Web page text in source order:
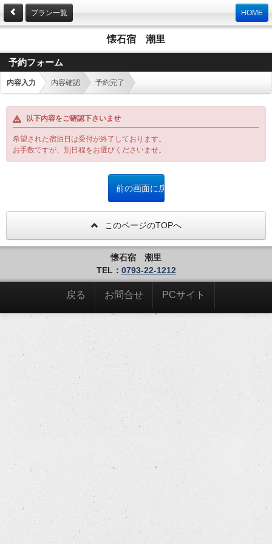
プラン一覧 HOME
懐石宿 潮里
予約フォーム
内容入力 内容確認 予約完了
以下内容をご確認下さいませ
希望された宿泊日は受付が終了しております。
お手数ですが、別日程をお選びくださいませ。
このページのTOPへ
懐石宿 潮里
TEL： 0793-22-1212
戻る お問合せ PCサイト